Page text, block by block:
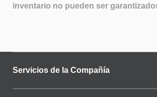
inventario no pueden ser
Servicios de la Compañía